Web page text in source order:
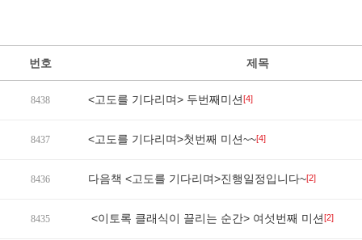
번호 제목
8438 <고도를 기다리며> 두번째미션[4]
8437 <고도를 기다리며>첫번째 미션~~[4]
8436 다음책 <고도를 기다리며>진행일정입니다~[2]
8435 <이토록 클래식이 끌리는 순간> 여섯번째 미션[2]